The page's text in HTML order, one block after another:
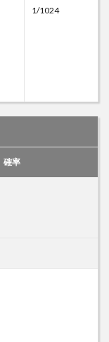
1/1024
確率